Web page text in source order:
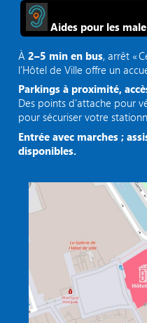
Aides pour les
À2–5 min en bus, arrêt «
l’Hôtel de Ville offre un
Parkings à proximité,
Des points d'attache pour
pour sécuriser votre
Entrée avec marches ;
disponibles.